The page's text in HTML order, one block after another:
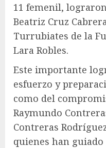
11 femenil,
Beatriz Cruz
Turrubiates de la
Lara Robles.
Este importante
esfuerzo y
como del
Raymundo
Contreras
quienes han